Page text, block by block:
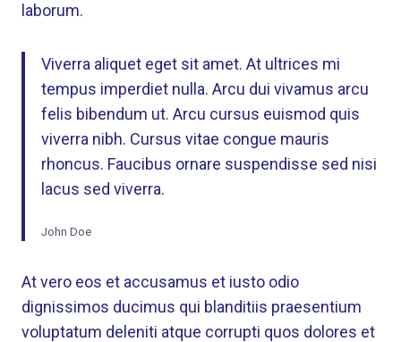
laborum.
Viverra aliquet eget sit amet. At ultrices mi
tempus imperdiet nulla. Arcu dui vivamus arcu
felis bibendum ut. Arcu cursus euismod quis
viverra nibh. Cursus vitae congue mauris
rhoncus. Faucibus ornare suspendisse sed nisi
lacus sed viverra.
John Doe
At vero eos et accusamus et iusto odio
dignissimos ducimus qui blanditiis praesentium
voluptatum deleniti atque corrupti quos dolores et